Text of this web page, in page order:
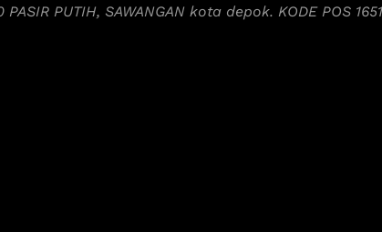
PUTIH, SAWANGAN kota depok. KODE POS